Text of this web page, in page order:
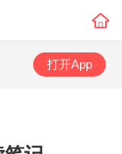
打开App